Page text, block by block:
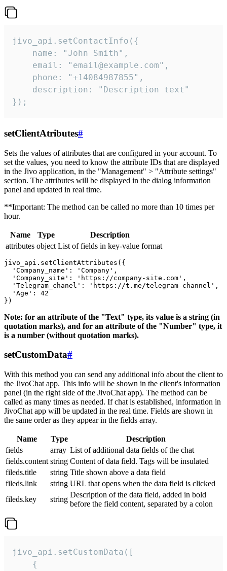
jivo_api.setContactInfo({
    name: "John Smith",
    email: "email@example.com",
    phone: "+14084987855",
    description: "Description text"
});
setClientAtributes#
Sets the values ​​of attributes that are configured in your account. To
set the values, you need to know the attribute IDs that are displayed
in the Jivo application, in the "Management" > "Attribute settings"
section. The attributes will be displayed in the dialog information
panel and updated in real time.
**Important: The method can be called no more than 10 times per
hour.
Name Type
Description
attributes object List of fields in key-value format
jivo_api.setClientAttributes({
  'Company_name': 'Company',
  'Company_site': 'https://company-site.com',
  'Telegram_chanel': 'https://t.me/telegram-channel',
  'Age': 42
Note: for an attribute of the "Text" type, its value is a string (in
quotation marks), and for an attribute of the "Number" type, it
is a number (without quotation marks).
setCustomData#
With this method you can send any additional info about the client to
the JivoChat app. This info will be shown in the client's information
panel (in the right side of the JivoChat app). The method can be
called as many times as needed. If chat is established, information in
JivoChat app will be updated in the real time. Fields are shown in
the same order as they appear in the fields array.
Name Type
Description
fields
array List of additional data fields of the chat
fields.content string Content of data field. Tags will be insulated
fileds.title
string Title shown above a data field
fileds.link
string URL that opens when the data field is clicked
fileds.key
string
Description of the data field, added in bold
before the field content, separated by a colon
jivo_api.setCustomData([
    {